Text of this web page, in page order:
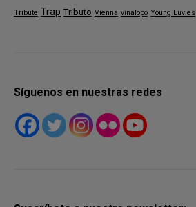
Tribute Trap Tributo Vienna vinalopó Young Luvies
Síguenos en nuestras redes